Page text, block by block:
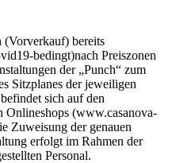
(Vorverkauf) bereits
bedingt)nach Preiszonen
der „Punch“ zum
Sitzplanes der jeweiligen
sich auf den
Onlineshops (www.casanova-
Zuweisung der genauen
erfolgt im Rahmen der
Personal.